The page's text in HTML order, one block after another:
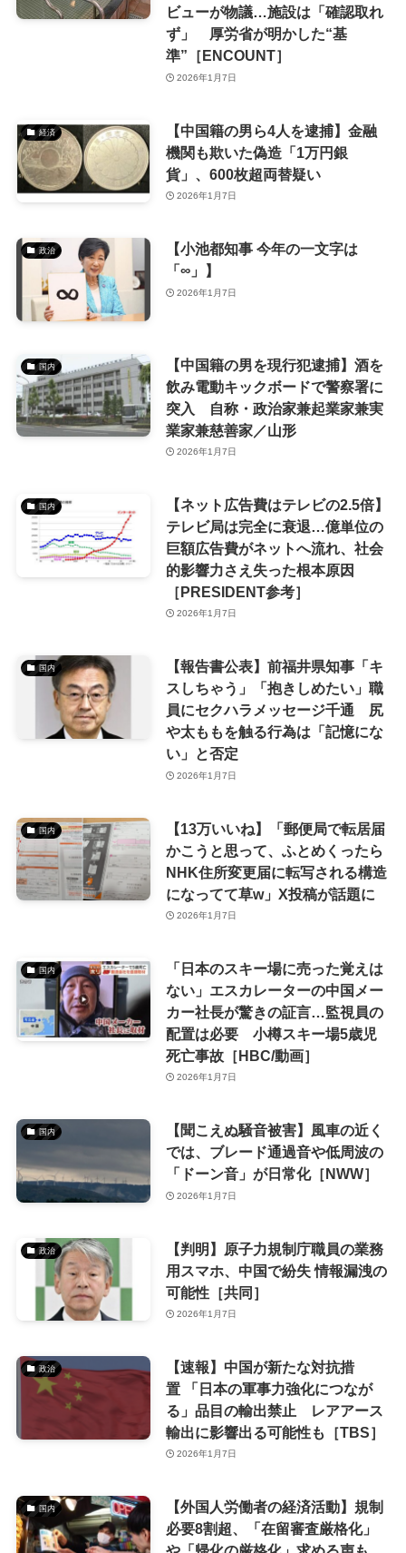
ビューが物議…施設は「確認取れ
ず」 厚労省が明かした“基
準”［ENCOUNT］
2026年1月7日
経済
【中国籍の男ら4人を逮捕】金融
機関も欺いた偽造「1万円銀
貨」、600枚超両替疑い
2026年1月7日
政治
【小池都知事 今年の一文字は
「∞」】
2026年1月7日
国内
【中国籍の男を現行犯逮捕】酒を
飲み電動キックボードで警察署に
突入 自称・政治家兼起業家兼実
業家兼慈善家／山形
2026年1月7日
国内
【ネット広告費はテレビの2.5倍】
テレビ局は完全に衰退…億単位の
巨額広告費がネットへ流れ、社会
的影響力さえ失った根本原因
［PRESIDENT参考］
2026年1月7日
国内
【報告書公表】前福井県知事「キ
スしちゃう」「抱きしめたい」職
員にセクハラメッセージ千通 尻
や太ももを触る行為は「記憶にな
い」と否定
2026年1月7日
国内
【13万いいね】「郵便局で転居届
かこうと思って、ふとめくったら
NHK住所変更届に転写される構造
になってて草w」X投稿が話題に
2026年1月7日
国内
「日本のスキー場に売った覚えは
ない」エスカレーターの中国メー
カー社長が驚きの証言…監視員の
配置は必要 小樽スキー場5歳児
死亡事故［HBC/動画］
2026年1月7日
国内
【聞こえぬ騒音被害】風車の近く
では、ブレード通過音や低周波の
「ドーン音」が日常化［NWW］
2026年1月7日
政治
【判明】原子力規制庁職員の業務
用スマホ、中国で紛失 情報漏洩の
可能性［共同］
2026年1月7日
政治
【速報】中国が新たな対抗措
置 「日本の軍事力強化につなが
る」品目の輸出禁止 レアアース
輸出に影響出る可能性も［TBS］
2026年1月7日
国内
【外国人労働者の経済活動】規制
必要8割超、「在留審査厳格化」